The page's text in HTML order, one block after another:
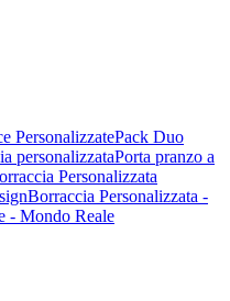
PersonalizzatePack Duo
personalizzataPorta pranzo a
Personalizzata
Borraccia Personalizzata -
- Mondo Reale